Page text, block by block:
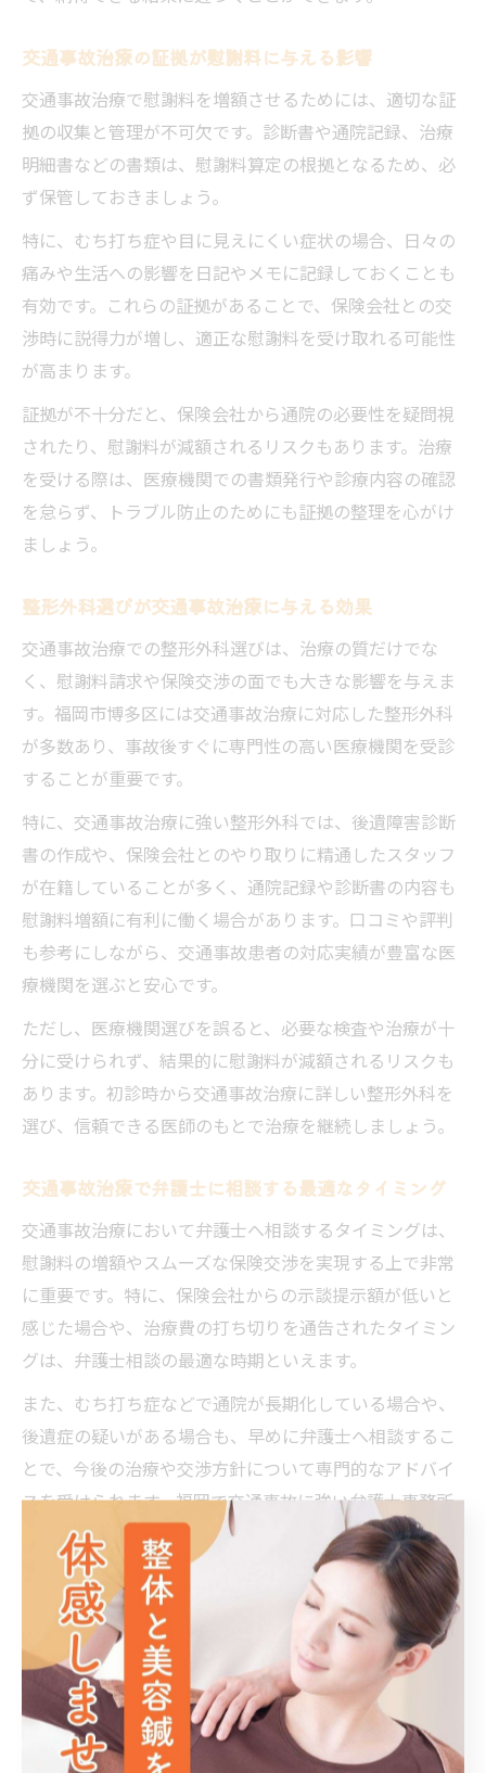
交通事故治療の証拠が慰謝料に与える影響
交通事故治療で慰謝料を増額させるためには、適切な証
拠の収集と管理が不可欠です。診断書や通院記録、治療
明細書などの書類は、慰謝料算定の根拠となるため、必
ず保管しておきましょう。
特に、むち打ち症や目に見えにくい症状の場合、日々の
痛みや生活への影響を日記やメモに記録しておくことも
有効です。これらの証拠があることで、保険会社との交
渉時に説得力が増し、適正な慰謝料を受け取れる可能性
が高まります。
証拠が不十分だと、保険会社から通院の必要性を疑問視
されたり、慰謝料が減額されるリスクもあります。治療
を受ける際は、医療機関での書類発行や診療内容の確認
を怠らず、トラブル防止のためにも証拠の整理を心がけ
ましょう。
整形外科選びが交通事故治療に与える効果
交通事故治療での整形外科選びは、治療の質だけでな
く、慰謝料請求や保険交渉の面でも大きな影響を与えま
す。福岡市博多区には交通事故治療に対応した整形外科
が多数あり、事故後すぐに専門性の高い医療機関を受診
することが重要です。
特に、交通事故治療に強い整形外科では、後遺障害診断
書の作成や、保険会社とのやり取りに精通したスタッフ
が在籍していることが多く、通院記録や診断書の内容も
慰謝料増額に有利に働く場合があります。口コミや評判
も参考にしながら、交通事故患者の対応実績が豊富な医
療機関を選ぶと安心です。
ただし、医療機関選びを誤ると、必要な検査や治療が十
分に受けられず、結果的に慰謝料が減額されるリスクも
あります。初診時から交通事故治療に詳しい整形外科を
選び、信頼できる医師のもとで治療を継続しましょう。
交通事故治療で弁護士に相談する最適なタイミング
交通事故治療において弁護士へ相談するタイミングは、
慰謝料の増額やスムーズな保険交渉を実現する上で非常
に重要です。特に、保険会社からの示談提示額が低いと
感じた場合や、治療費の打ち切りを通告されたタイミン
グは、弁護士相談の最適な時期といえます。
また、むち打ち症などで通院が長期化している場合や、
後遺症の疑いがある場合も、早めに弁護士へ相談するこ
とで、今後の治療や交渉方針について専門的なアドバイ
スを受けられます。福岡で交通事故に強い弁護士事務所
は無料相談を実施しているケースも多く、気軽に相談で
きる体制が整っています。
弁護士への相談が遅れると、示談交渉が不利に進んだ
り、必要な証拠が揃わず慰謝料が減額されるリスクが高
まります。少しでも疑問や不安を感じた時点で、早めに
専門家へ相談することをおすすめします。